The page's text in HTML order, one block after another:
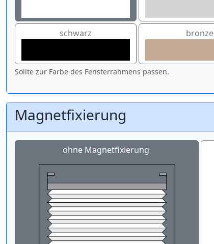
schwarz bronze
Sollte zur Farbe des Fensterrahmens passen.
Magnetfixierung
ohne Magnetfixierung